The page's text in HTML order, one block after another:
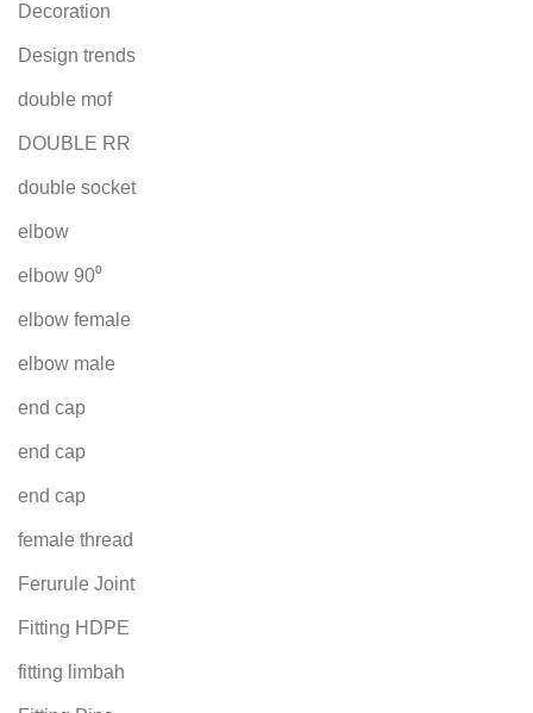
Decoration
Design trends
double mof
DOUBLE RR
double socket
elbow
elbow 90⁰
elbow female
elbow male
end cap
end cap
end cap
female thread
Ferurule Joint
Fitting HDPE
fitting limbah